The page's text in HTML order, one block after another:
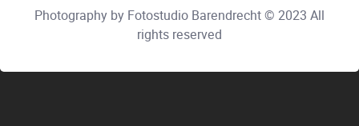
Photography by Fotostudio Barendrecht © 2023 All
rights reserved